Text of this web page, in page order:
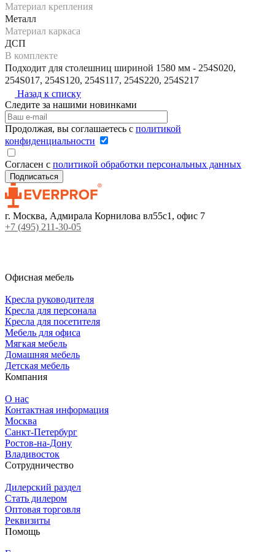
Материал крепления
Металл
Материал каркаса
ДСП
В комплекте
Подходит для столешниц шириной 1580 мм - 254S020,
254S017, 254S120, 254S117, 254S220, 254S217
Назад к списку
Следите за нашими новинками
Продолжая, вы соглашаетесь с политикой
конфиденциальности
Согласен с политикой обработки персональных данных
г. Москва, Адмирала Корнилова вл55с1, офис 7
+7 (495) 211-30-05
Офисная мебель
Кресла руководителя
Кресла для персонала
Кресла для посетителя
Мебель для офиса
Мягкая мебель
Домашняя мебель
Детская мебель
Компания
О нас
Контактная информация
Москва
Санкт-Петербург
Ростов-на-Дону
Владивосток
Сотрудничество
Дилерский раздел
Стать дилером
Оптовая торговля
Реквизиты
Помощь